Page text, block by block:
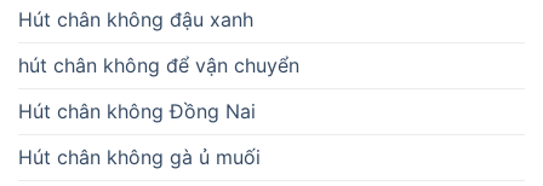
Hút chân không đậu xanh
hút chân không để vận chuyển
Hút chân không Đồng Nai
Hút chân không gà ủ muối